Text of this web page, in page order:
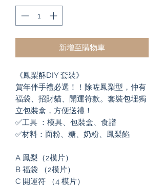
新增至購物車
《鳳梨酥DIY 套裝》
賀年伴手禮必選！！除咗鳳梨型，仲有
福袋、招財貓、開運符款。套裝包埋獨
立包裝盒，方便送禮！
✅工具 ：模具、包裝盒、食譜
✅材料：面粉、糖、奶粉、鳳梨餡
A 鳳梨（2模片）
B 福袋 （2模片）
C 開運符 （4 模片）